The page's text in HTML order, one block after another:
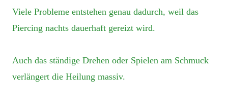
Viele Probleme entstehen genau dadurch, weil das
Piercing nachts dauerhaft gereizt wird.
Auch das ständige Drehen oder Spielen am Schmuck
verlängert die Heilung massiv.